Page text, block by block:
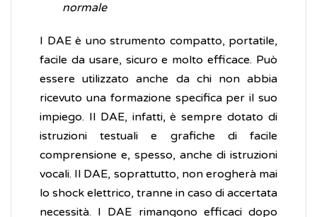
normale
I DAE è uno strumento compatto, portatile,
facile da usare, sicuro e molto efficace. Può
essere utilizzato anche da chi non abbia
ricevuto una formazione specifica per il suo
impiego. Il DAE, infatti, è sempre dotato di
istruzioni testuali e grafiche di facile
comprensione e, spesso, anche di istruzioni
vocali. Il DAE, soprattutto, non erogherà mai
lo shock elettrico, tranne in caso di accertata
necessità. I DAE rimangono efficaci dopo